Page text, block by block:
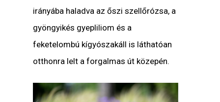
irányába haladva az őszi szellőrózsa, a
gyöngyikés gyepliliom és a
feketelombú kígyószakáll is láthatóan
otthonra lelt a forgalmas út közepén.